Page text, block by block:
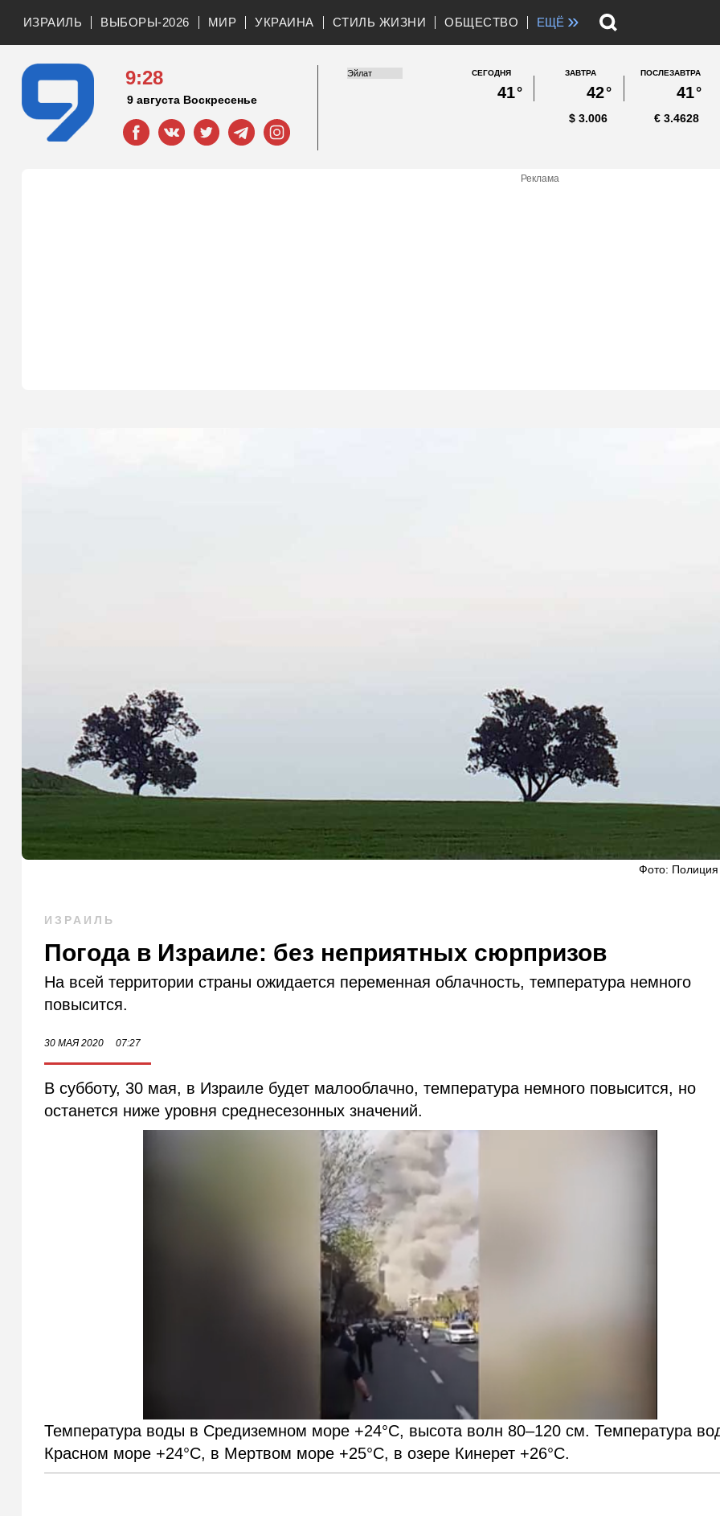
ИЗРАИЛЬ ВЫБОРЫ-2026 МИР УКРАИНА СТИЛЬ ЖИЗНИ ОБЩЕСТВО ЕЩЁ »
9:28
9 августа Воскресенье
СЕГОДНЯ
41°
ЗАВТРА
42°
ПОСЛЕЗАВТРА
41°
3.006
$ 3.4628
€
Реклама
Фото: Полиция
ИЗРАИЛЬ
Погода в Израиле: без неприятных сюрпризов
На всей территории страны ожидается переменная облачность, температура немного
повысится.
30 МАЯ 2020 07:27
В субботу, 30 мая, в Израиле будет малооблачно, температура немного повысится, но
останется ниже уровня среднесезонных значений.
Температура воды в Средиземном море +24°С, высота волн 80–120 см. Температура
Красном море +24°С, в Мертвом море +25°С, в озере Кинерет +26°С.